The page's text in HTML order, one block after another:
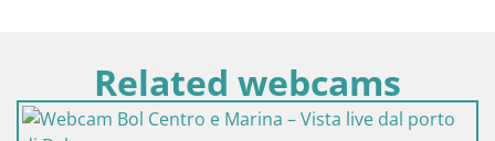
Related webcams